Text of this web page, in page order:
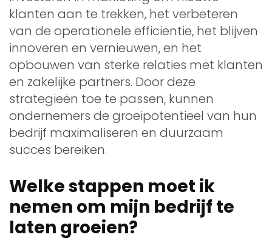
klanten aan te trekken, het verbeteren
van de operationele efficiëntie, het blijven
innoveren en vernieuwen, en het
opbouwen van sterke relaties met klanten
en zakelijke partners. Door deze
strategieën toe te passen, kunnen
ondernemers de groeipotentieel van hun
bedrijf maximaliseren en duurzaam
succes bereiken.
Welke stappen moet ik
nemen om mijn bedrijf te
laten groeien?